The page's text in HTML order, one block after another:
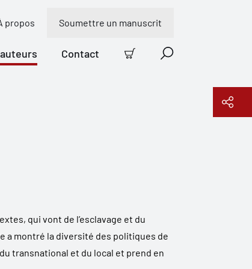
propos Soumettre un manuscrit
Contact
Panier Recherche
qui vont de l’esclavage et du
a montré la diversité des politiques de
transnational et du local et prend en